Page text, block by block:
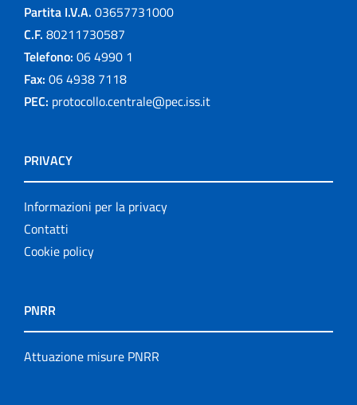
Partita I.V.A. 03657731000
C.F. 80211730587
Telefono: 06 4990 1
Fax: 06 4938 7118
PEC: protocollo.centrale@pec.iss.it
PRIVACY
Informazioni per la privacy
Contatti
Cookie policy
PNRR
Attuazione misure PNRR